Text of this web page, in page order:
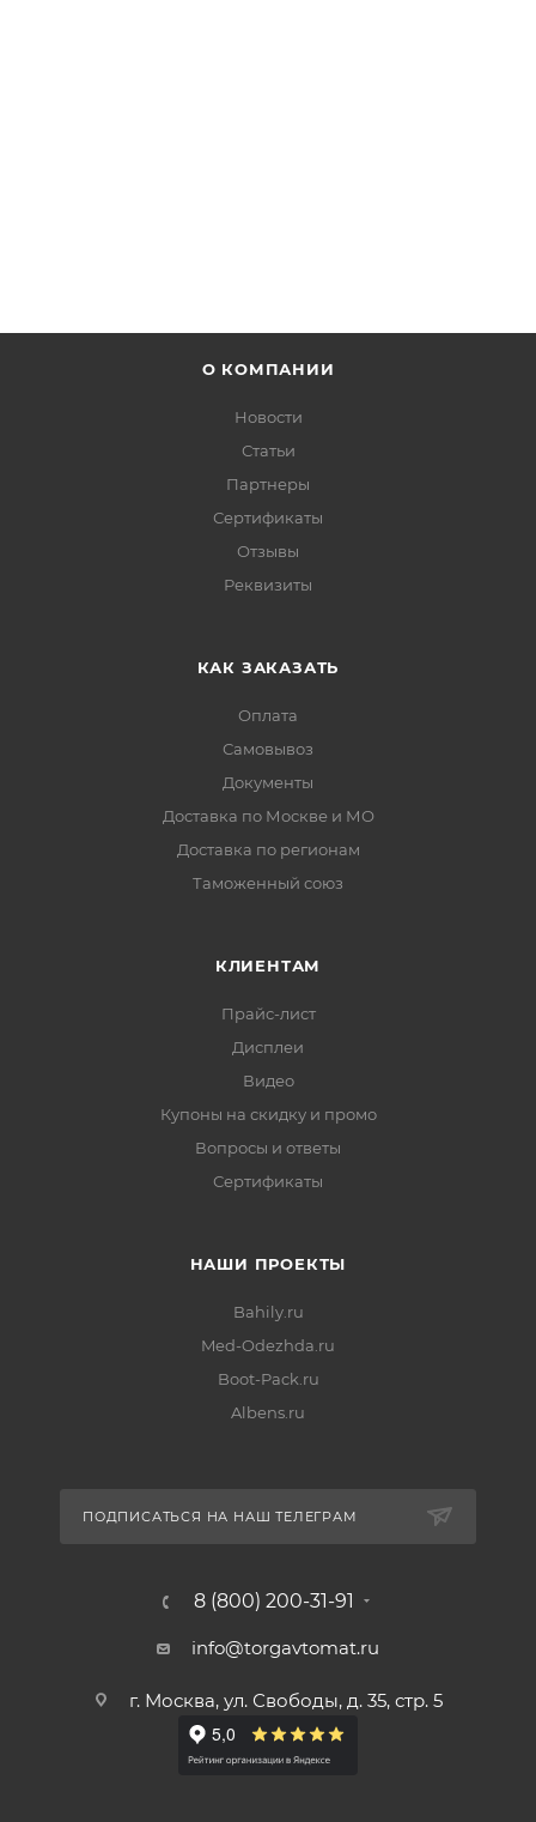
О КОМПАНИИ
Новости
Статьи
Партнеры
Сертификаты
Отзывы
Реквизиты
КАК ЗАКАЗАТЬ
Оплата
Самовывоз
Документы
Доставка по Москве и МО
Доставка по регионам
Таможенный союз
КЛИЕНТАМ
Прайс-лист
Дисплеи
Видео
Купоны на скидку и промо
Вопросы и ответы
Сертификаты
НАШИ ПРОЕКТЫ
Bahily.ru
Med-Odezhda.ru
Boot-Pack.ru
Albens.ru
ПОДПИСАТЬСЯ НА НАШ ТЕЛЕГРАМ
8 (800) 200-31-91
info@torgavtomat.ru
г. Москва, ул. Свободы, д. 35, стр. 5